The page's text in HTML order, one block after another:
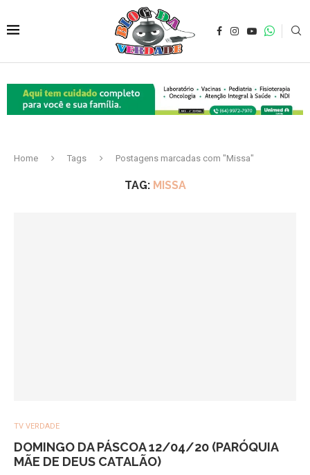
Home Tags Postagens marcadas com "Missa"
TAG: MISSA
TV VERDADE
DOMINGO DA PÁSCOA 12/04/20 (PARÓQUIA
MÃE DE DEUS CATALÃO)